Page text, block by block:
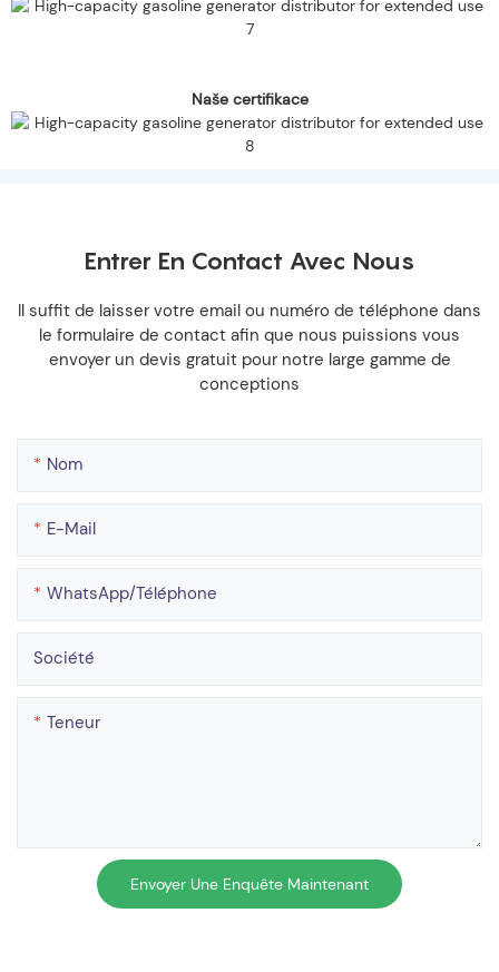
Naše certifikace
Entrer En Contact Avec Nous
Il suffit de laisser votre email ou numéro de téléphone dans
le formulaire de contact afin que nous puissions vous
envoyer un devis gratuit pour notre large gamme de
conceptions
Nom
E-Mail
WhatsApp/téléphone
Société
Teneur
Envoyer Une Enquête Maintenant